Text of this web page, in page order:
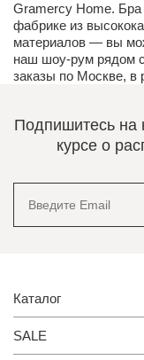
Gramercy Home. Бра
фабрике из
материалов — вы
наш шоу-рум рядом
заказы по Москве, в
Подпишитесь на
курсе о
Каталог
SALE